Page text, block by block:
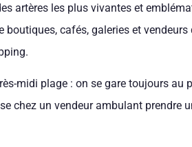
artères les plus vivantes et
cafés, galeries et vendeurs
midi plage : on se gare toujours au
chez un vendeur ambulant prendre